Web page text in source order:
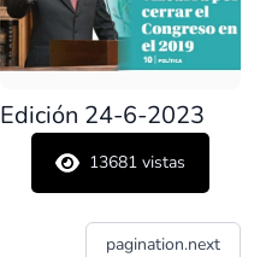
Edición 24-6-2023
13681 vistas
pagination.next